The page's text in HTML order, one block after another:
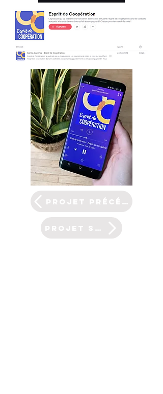
projet précédent
projet suivant